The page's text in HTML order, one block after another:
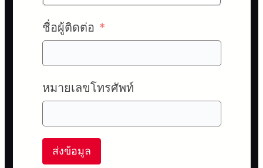
ชื่อผู้ติดต่อ
หมายเลขโทรศัพท์
ส่งข้อมูล